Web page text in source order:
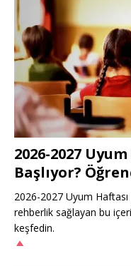
2026-2027
Başlıyor?
2026-2027 Uyum
rehberlik sağlayan bu
keşfedin.